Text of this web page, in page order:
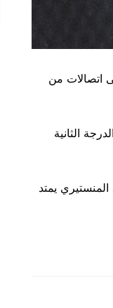
اتصالات من
الثانية
يمتد